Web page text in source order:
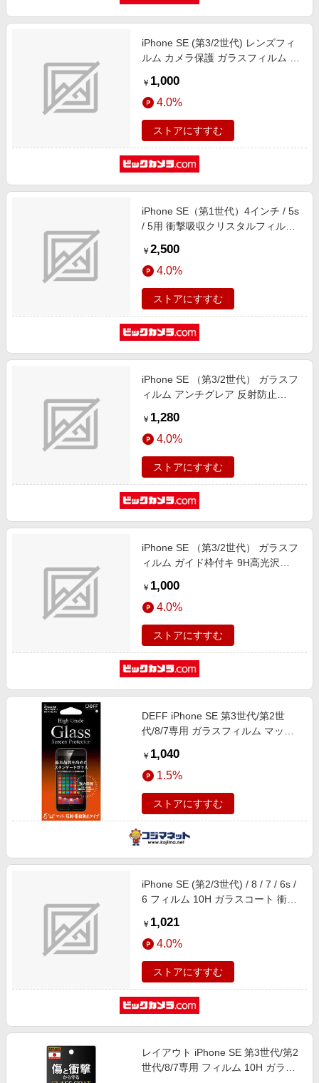
iPhone SE (第3/2世代) レンズフィ
ルム カメラ保護 ガラスフィルム ブ
￥ 1,000
4.0%
ストアにすすむ
iPhone SE（第1世代）4インチ / 5s
/ 5用 衝撃吸収クリスタルフィルム
用フィルム PSE-07 PSE07
￥ 2,500
4.0%
ストアにすすむ
iPhone SE （第3/2世代） ガラスフ
ィルム アンチグレア 反射防止
￥ 1,280
4.0%
ストアにすすむ
iPhone SE （第3/2世代） ガラスフ
ィルム ガイド枠付キ 9H高光沢
￥ 1,000
4.0%
ストアにすすむ
DEFF iPhone SE 第3世代/第2世
代/8/7専用 ガラスフィルム マット
DG-IPSE3M3F
￥ 1,040
1.5%
ストアにすすむ
iPhone SE (第2/3世代) / 8 / 7 / 6s /
6 フィルム 10H ガラスコート 衝撃
P35FT/V12
￥ 1,021
4.0%
ストアにすすむ
レイアウト iPhone SE 第3世代/第2
世代/8/7専用 フィルム 10H ガラス